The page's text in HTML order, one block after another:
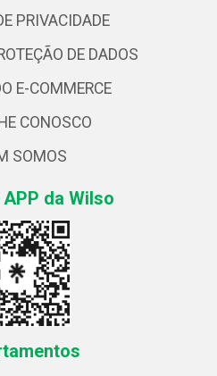
PRIVACIDADE
DE DADOS
E-COMMERCE
CONOSCO
SOMOS
da Wilso